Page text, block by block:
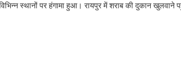
स्थानों पर हंगामा हुआ। रायपुर में शराब की दुकान खुलवाने